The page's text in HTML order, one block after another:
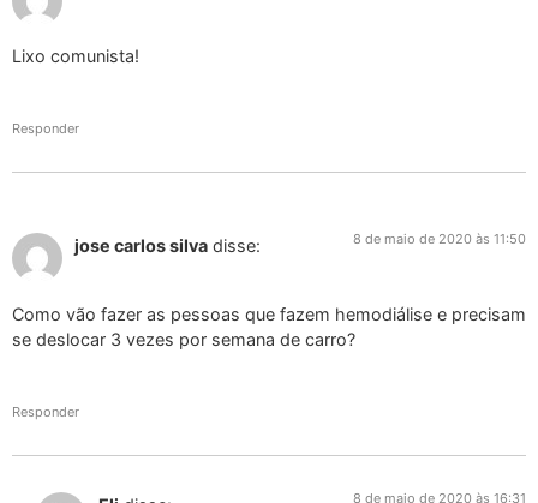
Lixo comunista!
Responder
jose carlos silva disse: 8 de maio de 2020 às 11:50
Como vão fazer as pessoas que fazem hemodiálise e precisam
se deslocar 3 vezes por semana de carro?
Responder
8 de maio de 2020 às 16:31